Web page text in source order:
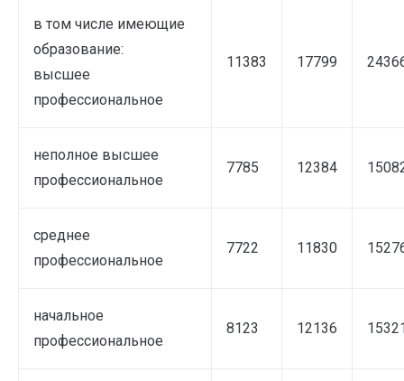
в том числе имеющие
образование:
высшее
профессиональное
11383 17799
неполное высшее
профессиональное
7785 12384
среднее
профессиональное
7722 11830
начальное
профессиональное
8123 12136